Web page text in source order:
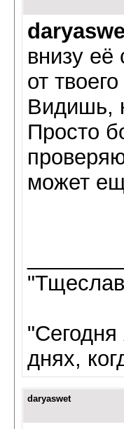
внизу
от
Видишь,
Просто
может
днях,
daryaswet